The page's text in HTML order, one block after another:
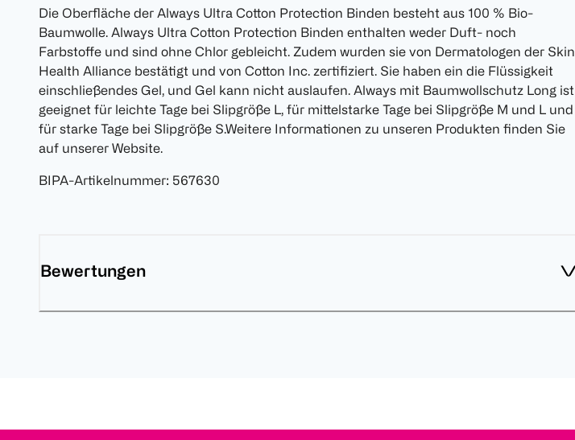
Die Oberfläche der Always Ultra Cotton Protection Binden besteht aus 100 % Bio-
Baumwolle. Always Ultra Cotton Protection Binden enthalten weder Duft- noch
Farbstoffe und sind ohne Chlor gebleicht. Zudem wurden sie von Dermatologen der Skin
Health Alliance bestätigt und von Cotton Inc. zertifiziert. Sie haben ein die Flüssigkeit
einschließendes Gel, und Gel kann nicht auslaufen. Always mit Baumwollschutz Long ist
geeignet für leichte Tage bei Slipgröße L, für mittelstarke Tage bei Slipgröße M und L und
für starke Tage bei Slipgröße S.Weitere Informationen zu unseren Produkten finden Sie
auf unserer Website.
BIPA-Artikelnummer: 567630
Bewertungen